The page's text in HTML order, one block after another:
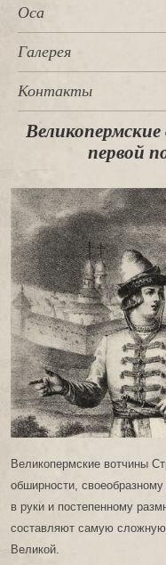
Оса
Галерея
Контакты
первой
Великопермские вотчины
обширности,
в руки и постепенному
составляют самую
Великой.